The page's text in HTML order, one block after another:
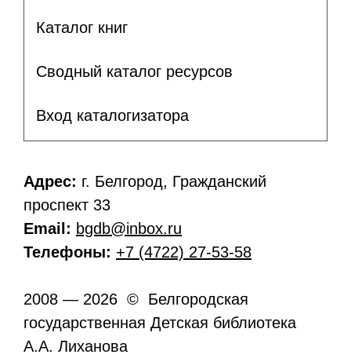
Каталог книг
Сводный каталог ресурсов
Вход каталогизатора
Адрес: г. Белгород, Гражданский
проспект 33
Email: bgdb@inbox.ru
Телефоны: +7 (4722) 27-53-58
2008 — 2026 © Белгородская
государственная Детская библиотека
А.А. Лиханова